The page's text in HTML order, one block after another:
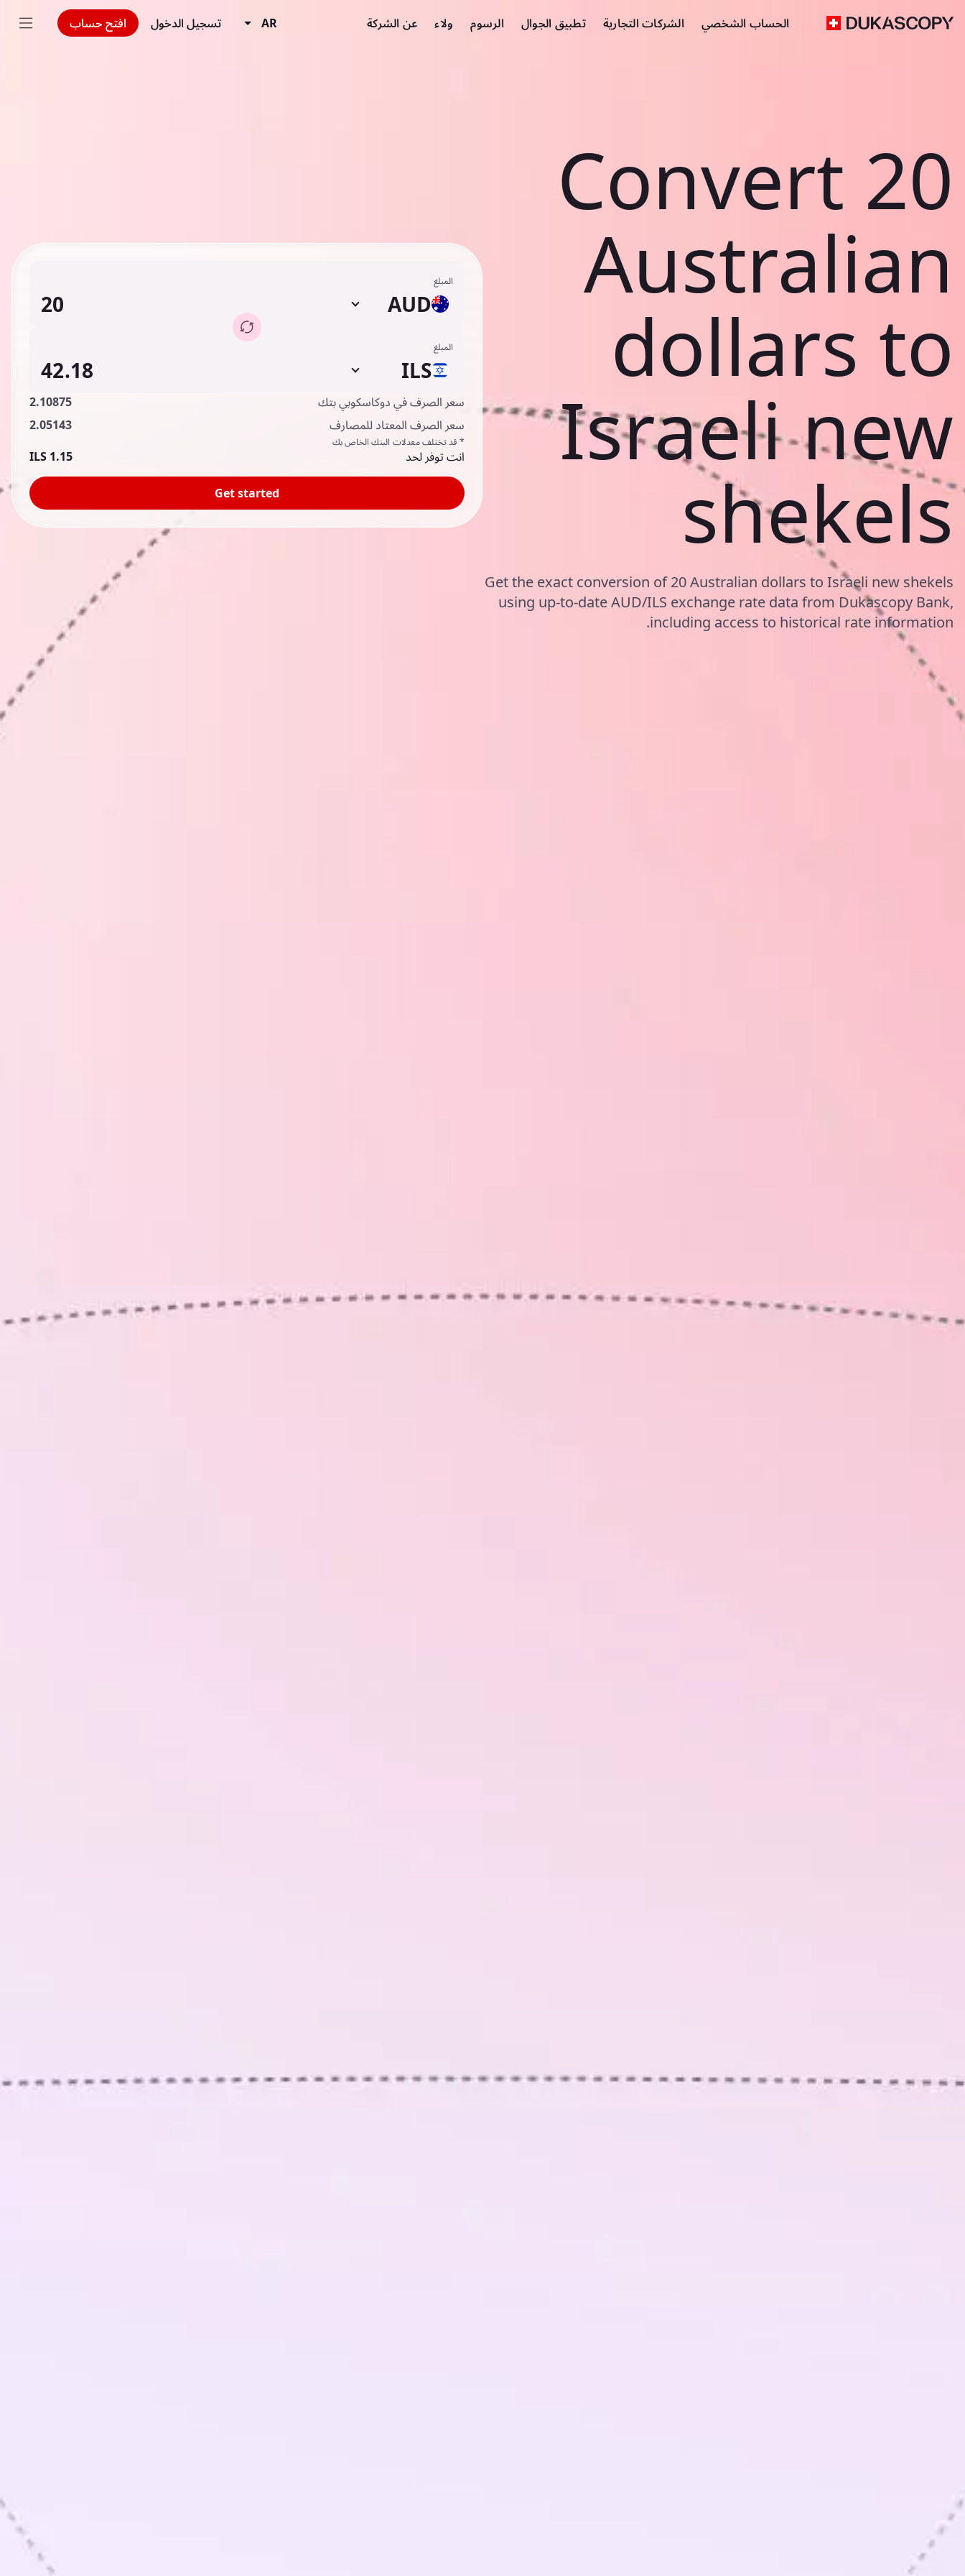
الحساب الشخصي الشركات التجارية تطبيق الجوال الرسوم ولاء عن الشركة AR تسجيل الدخول افتح حساب
Convert 20
Australian
dollars to
Israeli new
shekels
Get the exact conversion of 20 Australian dollars to Israeli new shekels
using up-to-date AUD/ILS exchange rate data from Dukascopy Bank,
including access to historical rate information.
المبلغ
AUD
المبلغ
ILS
سعر الصرف في دوكاسكوبي بتك
2.10875
سعر الصرف المعتاد للمصارف
2.05143
* قد تختلف معدلات البنك الخاص بك
انت توفر لحد 1.15 ILS
Get started